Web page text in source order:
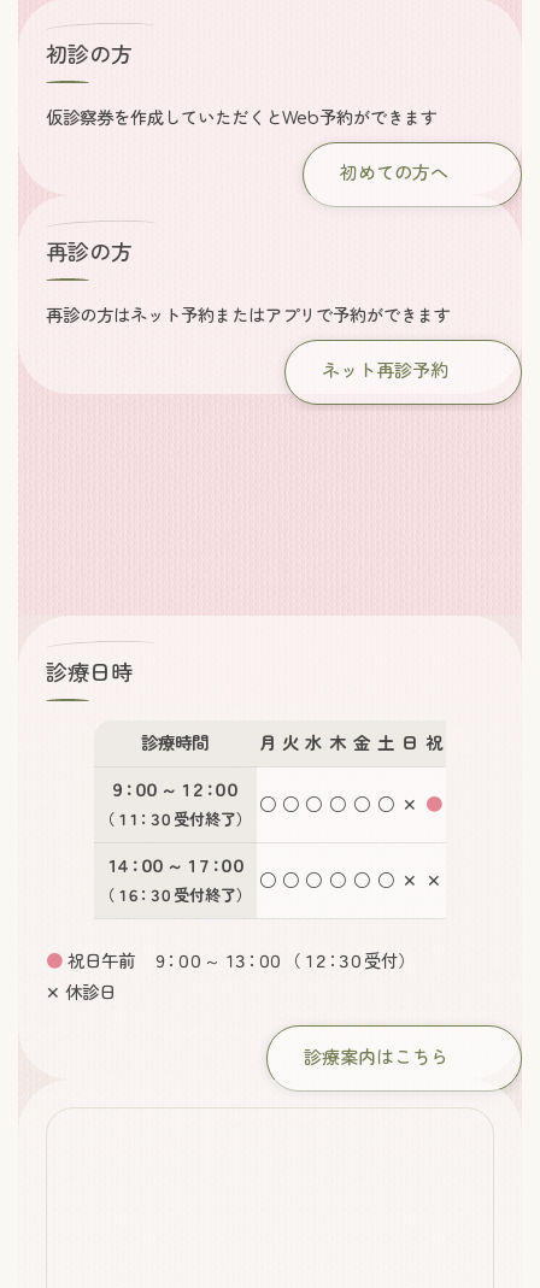
初診の方
仮診察券を作成していただくとWeb予約ができます
初めての方へ
再診の方
再診の方はネット予約またはアプリで予約ができます
ネット再診予約
診療日時
診療時間 月 火 水 木 金 土 日 祝
９：００ ～ １２：００
（ １１：３０ 受付終了）
○ ○ ○ ○ ○ ○ ✕ ●
１４：００ ～ １７：００
（ １６：３０ 受付終了）
○ ○ ○ ○ ○ ○ ✕ ✕
●祝日午前 ９：００ ～ １３：００ （ １２：３０ 受付）
✕ 休診日
診療案内はこちら